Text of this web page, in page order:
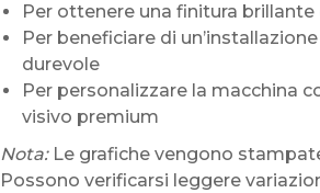
Per ottenere una finitura
Per beneficiare di
durevole
Per personalizzare la macchina
visivo premium
Nota:Le grafiche vengono
Possono verificarsi leggere